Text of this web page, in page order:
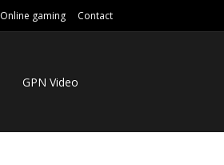
Online gaming Contact
GPN Video